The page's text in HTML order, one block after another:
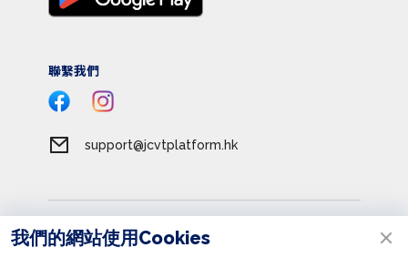
聯繫我們
support@jcvtplatform.hk
私隱政策
我們的網站使用Cookies